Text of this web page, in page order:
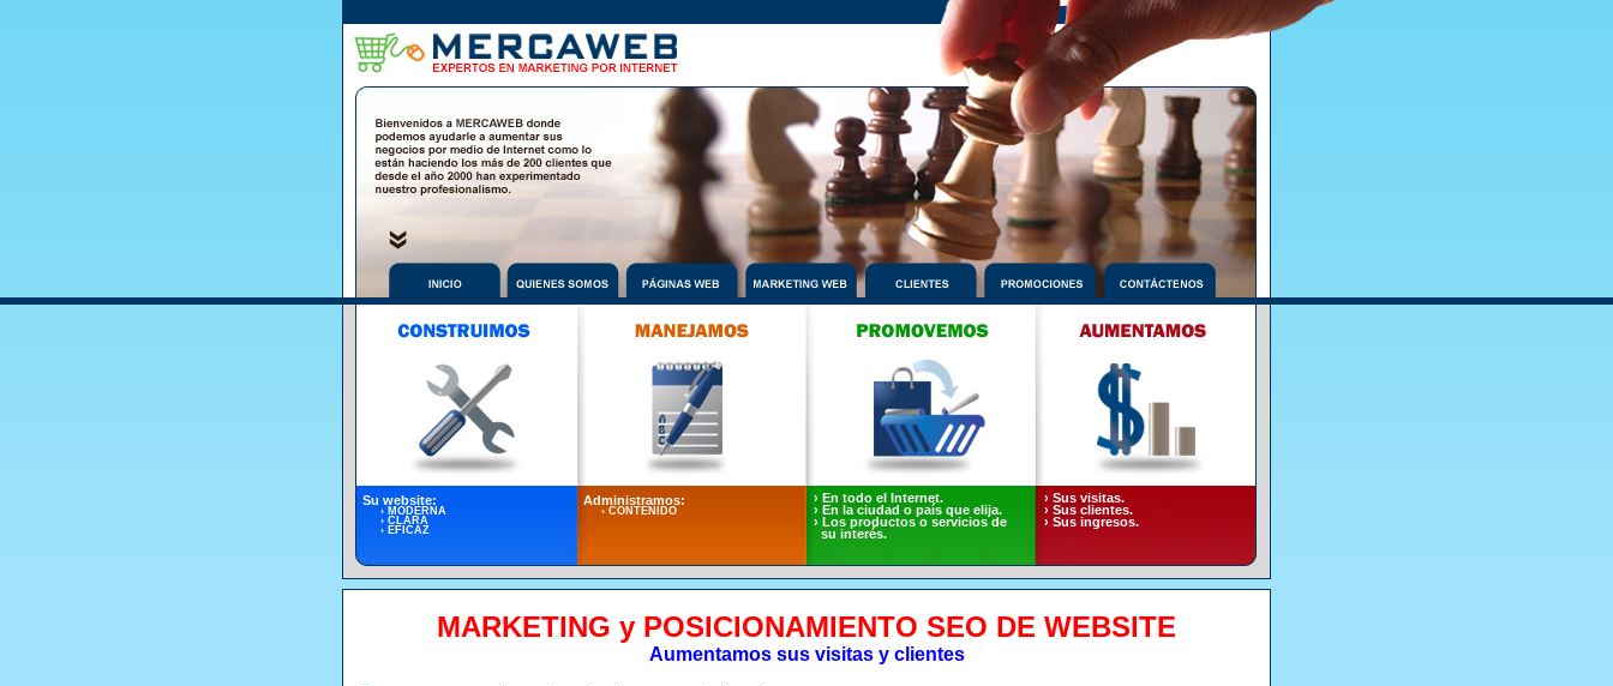
Su website:
› MODERNA
› CLARA
› EFICAZ
Administramos:
› CONTENIDO
› En todo el Internet.
› En la ciudad o país que elija.
› Los productos o servicios de
su interés.
› Sus visitas.
› Sus clientes.
› Sus ingresos.
MARKETING y POSICIONAMIENTO SEO DE WEBSITE
Aumentamos sus visitas y clientes